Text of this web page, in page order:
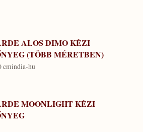
ALOS DIMO KÉZI
(TÖBB MÉRETBEN)
cmindia-hu
MOONLIGHT KÉZI